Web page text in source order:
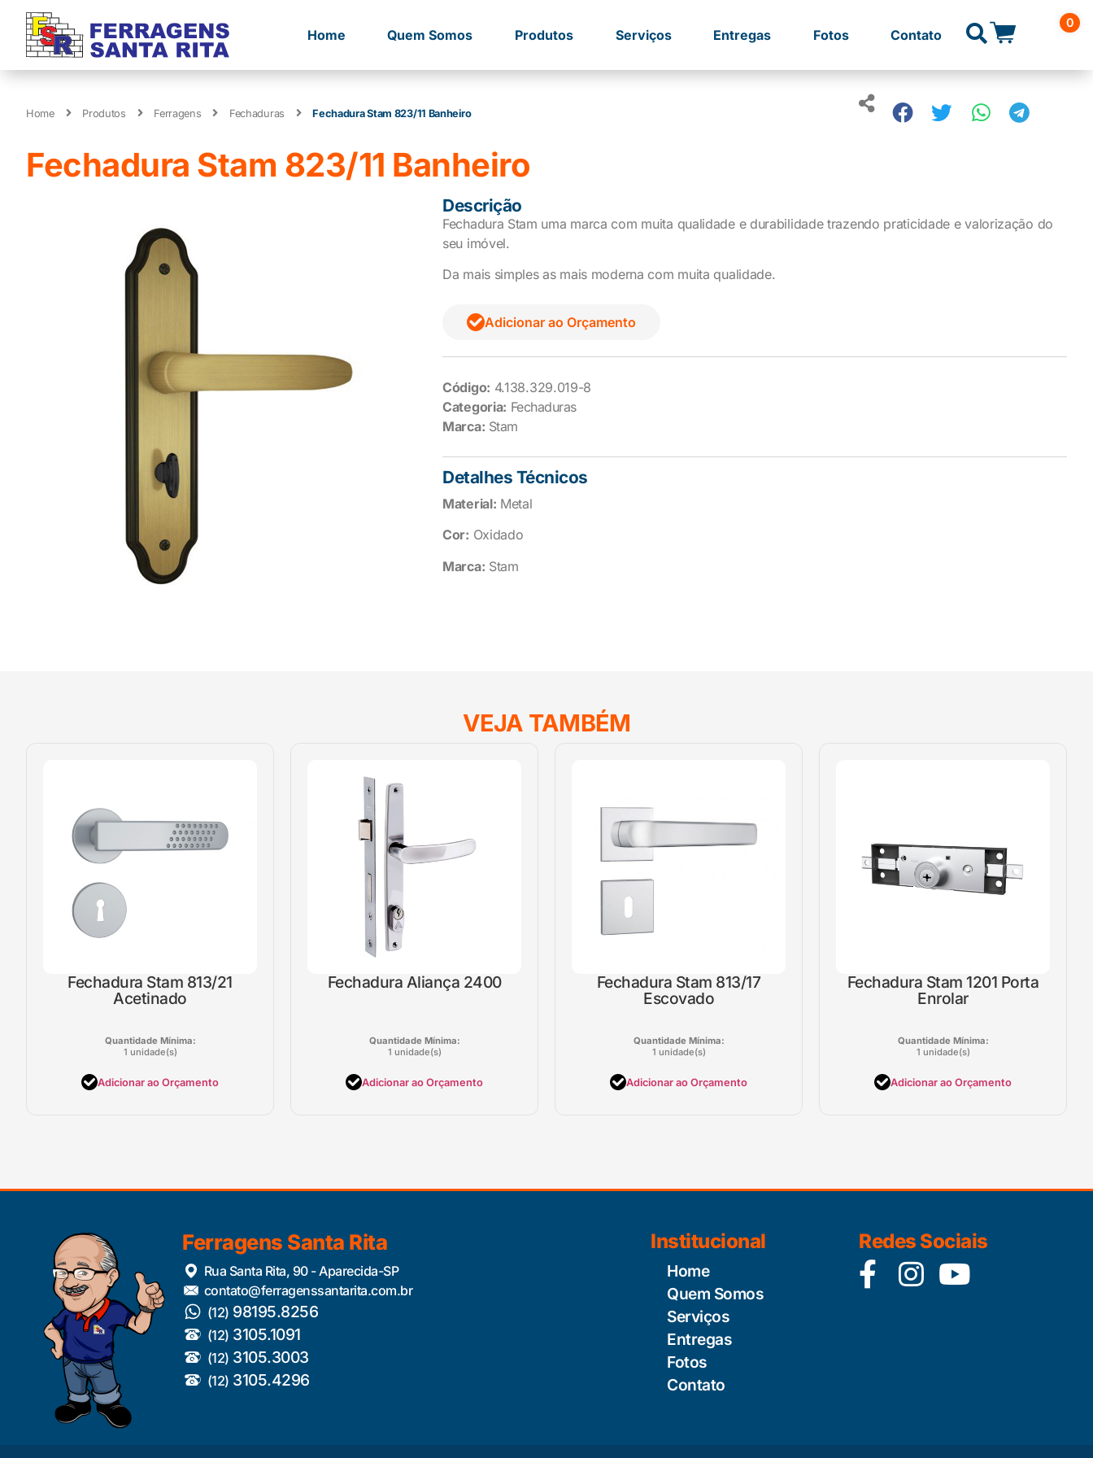
Home Quem Somos Produtos Serviços Entregas Fotos Contato
0
Home Produtos Ferragens Fechaduras Fechadura Stam 823/11 Banheiro
Fechadura Stam 823/11 Banheiro
Descrição
Fechadura Stam uma marca com muita qualidade e durabilidade trazendo praticidade e valorização do
seu imóvel.
Da mais simples as mais moderna com muita qualidade.
Adicionar ao Orçamento
Código: 4.138.329.019-8
Categoria: Fechaduras
Marca: Stam
Detalhes Técnicos
Material: Metal
Cor: Oxidado
Marca: Stam
VEJA TAMBÉM
Fechadura Stam 813/21
Acetinado
Quantidade Mínima:
1 unidade(s)
Adicionar ao Orçamento
Fechadura Aliança 2400
Quantidade Mínima:
1 unidade(s)
Adicionar ao Orçamento
Fechadura Stam 813/17
Escovado
Quantidade Mínima:
1 unidade(s)
Adicionar ao Orçamento
Fechadura Stam 1201 Porta
Enrolar
Quantidade Mínima:
1 unidade(s)
Adicionar ao Orçamento
Ferragens Santa Rita
Rua Santa Rita, 90 - Aparecida-SP
contato@ferragenssantarita.com.br
(12) 98195.8256
(12) 3105.1091
(12) 3105.3003
(12) 3105.4296
Institucional
Home
Quem Somos
Serviços
Entregas
Fotos
Contato
Redes Sociais